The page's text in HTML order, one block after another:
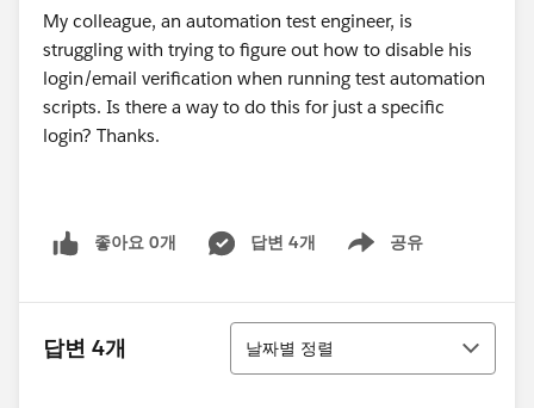
My colleague, an automation test engineer, is
struggling with trying to figure out how to disable his
login/email verification when running test automation
scripts. Is there a way to do this for just a specific
login? Thanks.
좋아요 0개 답변 4개 공유
Show menu
답변 4개
정렬
날짜별 정렬